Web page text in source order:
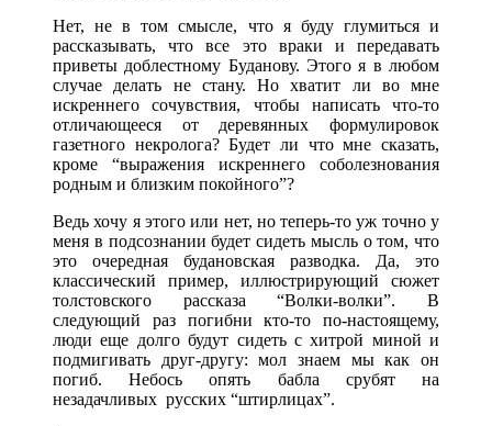
Нет, не в том смысле, что я буду глумиться и
рассказывать, что все это враки и передавать
приветы доблестному Буданову. Этого я в любом
случае делать не стану. Но хватит ли во мне
искреннего сочувствия, чтобы написать что-то
отличающееся от деревянных формулировок
газетного некролога? Будет ли что мне сказать,
кроме “выражения искреннего соболезнования
родным и близким покойного”?
Ведь хочу я этого или нет, но теперь-то уж точно у
меня в подсознании будет сидеть мысль о том, что
это очередная будановская разводка. Да, это
классический пример, иллюстрирующий сюжет
толстовского рассказа “Волки-волки”. В
следующий раз погибни кто-то по-настоящему,
люди еще долго будут сидеть с хитрой миной и
подмигивать друг-другу: мол знаем мы как он
погиб. Небось опять бабла срубят на
незадачливых русских “штирлицах”.